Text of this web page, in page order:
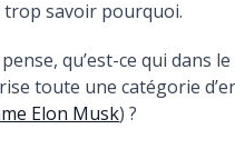
savoir pourquoi.
qu’est-ce qui dans le
toute une catégorie
Elon Musk) ?